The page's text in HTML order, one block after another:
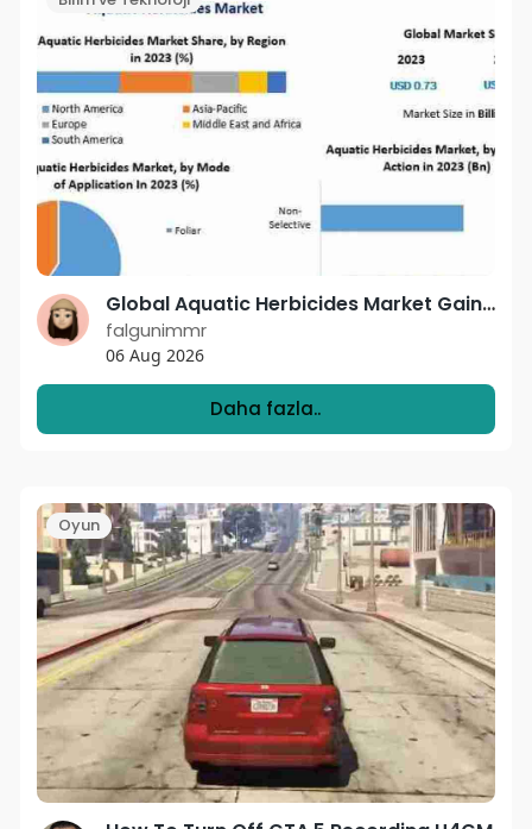
Global Aquatic Herbicides Market Gains Momentum with Rising Demand for Efficient Aquatic Vegetation Control
falgunimmr
06 Aug 2026
Daha fazla..
Oyun